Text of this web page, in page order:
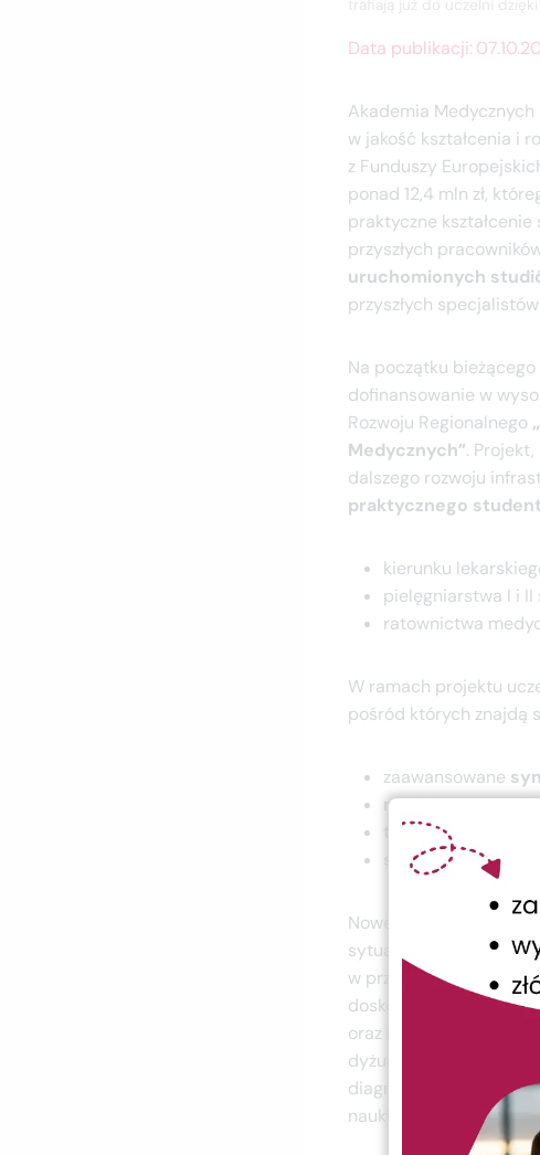
trafiają już do uczelni
Data publikacji:
Akademia Medycznych
w jakość kształcenia i
z Funduszy
ponad 12,4 mln zł,
praktyczne
przyszłych
uruchomionych
przyszłych
Na początku
dofinansowanie w
Rozwoju Regionalnego
Medycznych”.
dalszego rozwoju
praktycznego
kierunku
pielęgniarstwa I i II
ratownictwa
W ramach projektu
pośród których znajdą
zaawansowane
modele
trenażery i
sprzęt do
Nowe wyposażenie
sytuacji klinicznych,
w przyszłej pracy
doskonalenie technik
oraz budowanie
dyżury medyczne.
diagnostycznych i
nauki i przygotuje